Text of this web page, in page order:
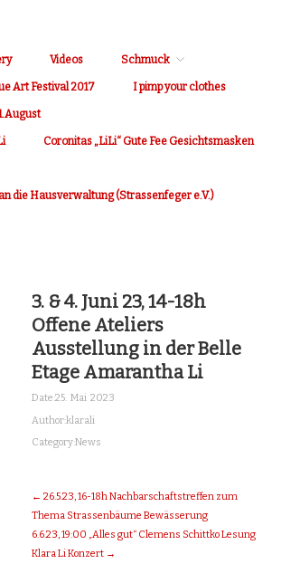
Videos Schmuck
Art Festival 2017 I pimp your clothes
Coronitas „LiLi“ Gute Fee Gesichtsmasken
die Hausverwaltung (Strassenfeger e.V.)
3. & 4. Juni 23, 14-18h
Offene Ateliers
Ausstellung in der Belle
Etage Amarantha Li
Date:25. Mai 2023
Author:klarali
Category:News
← 26.5.23, 16-18h Nachbarschaftstreffen zum
Thema Strassenbäume Bewässerung
6.6.23, 19:00 „Alles gut“ Clemens Schittko Lesung
Klara Li Konzert →